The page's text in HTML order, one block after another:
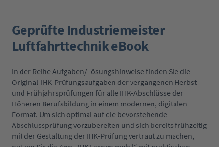
Geprüfte Industriemeister
Luftfahrttechnik eBook
In der Reihe Aufgaben/Lösungshinweise finden Sie die
Original-IHK-Prüfungsaufgaben der vergangenen Herbst-
und Frühjahrsprüfungen für alle IHK-Abschlüsse der
Höheren Berufsbildung in einem modernen, digitalen
Format. Um sich optimal auf die bevorstehende
Abschlussprüfung vorzubereiten und sich bereits frühzeitig
mit der Gestaltung der IHK-Prüfung vertraut zu machen,